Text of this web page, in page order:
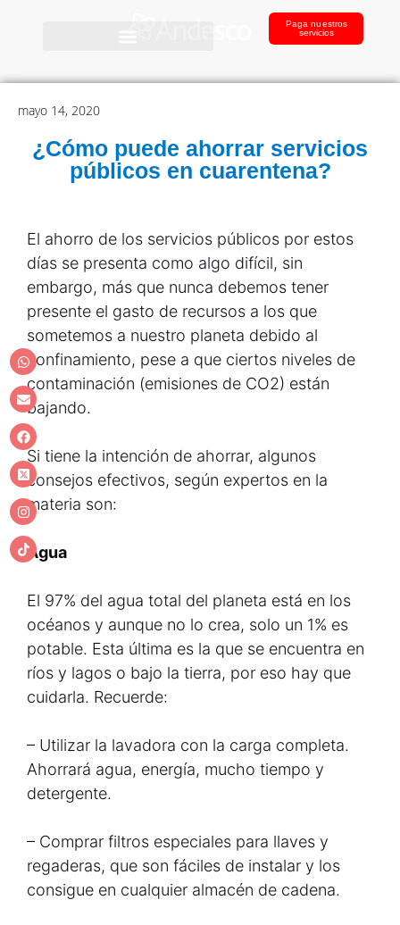
Paga nuestros
servicios
mayo 14, 2020
¿Cómo puede ahorrar servicios
públicos en cuarentena?
El ahorro de los servicios públicos por estos
días se presenta como algo difícil, sin
embargo, más que nunca debemos tener
presente el gasto de recursos a los que
sometemos a nuestro planeta debido al
confinamiento, pese a que ciertos niveles de
contaminación (emisiones de CO2) están
bajando.
Si tiene la intención de ahorrar, algunos
consejos efectivos, según expertos en la
materia son:
Agua
El 97% del agua total del planeta está en los
océanos y aunque no lo crea, solo un 1% es
potable. Esta última es la que se encuentra en
ríos y lagos o bajo la tierra, por eso hay que
cuidarla. Recuerde:
– Utilizar la lavadora con la carga completa.
Ahorrará agua, energía, mucho tiempo y
detergente.
– Comprar filtros especiales para llaves y
regaderas, que son fáciles de instalar y los
consigue en cualquier almacén de cadena.